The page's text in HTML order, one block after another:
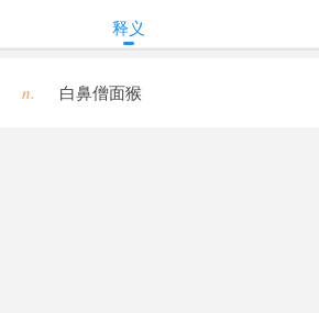
释义
n. 白鼻僧面猴